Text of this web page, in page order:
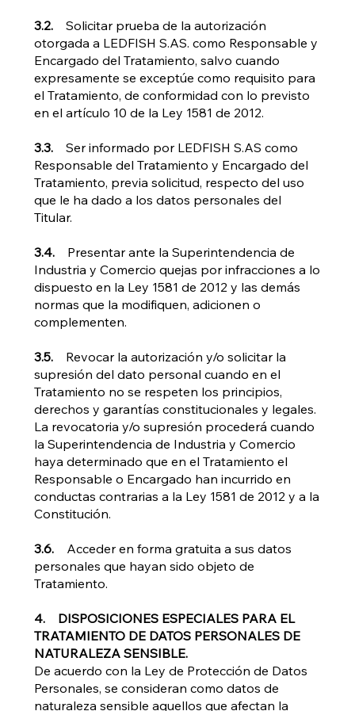
3.2.Solicitar prueba de la autorización
otorgada a LEDFISH S.AS. como Responsable y
Encargado del Tratamiento, salvo cuando
expresamente se exceptúe como requisito para
el Tratamiento, de conformidad con lo previsto
en el artículo 10 de la Ley 1581 de 2012.
3.3.Ser informado por LEDFISH S.AS como
Responsable del Tratamiento y Encargado del
Tratamiento, previa solicitud, respecto del uso
que le ha dado a los datos personales del
Titular.
3.4.Presentar ante la Superintendencia de
Industria y Comercio quejas por infracciones a lo
dispuesto en la Ley 1581 de 2012 y las demás
normas que la modifiquen, adicionen o
complementen.
3.5.Revocar la autorización y/o solicitar la
supresión del dato personal cuando en el
Tratamiento no se respeten los principios,
derechos y garantías constitucionales y legales.
La revocatoria y/o supresión procederá cuando
la Superintendencia de Industria y Comercio
haya determinado que en el Tratamiento el
Responsable o Encargado han incurrido en
conductas contrarias a la Ley 1581 de 2012 y a la
Constitución.
3.6.Acceder en forma gratuita a sus datos
personales que hayan sido objeto de
Tratamiento.
4. DISPOSICIONES ESPECIALES PARA EL
TRATAMIENTO DE DATOS PERSONALES DE
NATURALEZA SENSIBLE.
De acuerdo con la Ley de Protección de Datos
Personales, se consideran como datos de
naturaleza sensible aquellos que afectan la